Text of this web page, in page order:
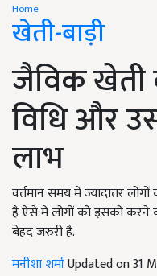
Home
खेती-बाड़ी
जैविक खेती
विधि और
लाभ
वर्तमान समय में ज्यादातर
है ऐसे में लोगों को इसको करने
बेहद जरुरी है.
मनीशा शर्माUpdated on 31